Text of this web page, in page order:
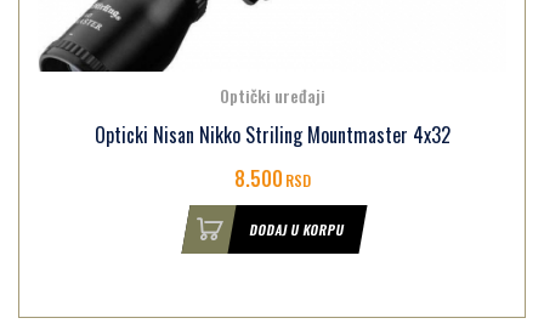
Optički uređaji
Opticki Nisan Nikko Striling Mountmaster 4x32
8.500RSD
DODAJ U KORPU